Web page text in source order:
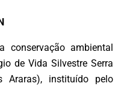
conservação ambiental
de Vida Silvestre Serra
Araras), instituído pelo